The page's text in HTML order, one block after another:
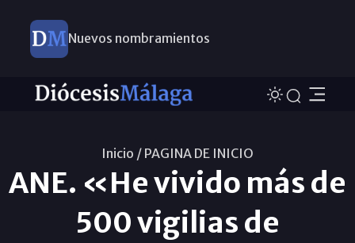
Nuevos nombramientos
Inicio / PAGINA DE INICIO
ANE. «He vivido más de
500 vigilias de